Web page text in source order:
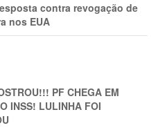
contra revogação de
nos EUA
PF CHEGA EM
INSS! LULINHA FOI